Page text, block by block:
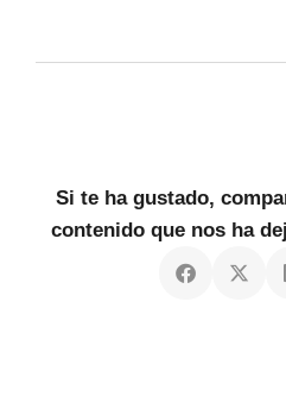
Si te ha gustado,
contenido que nos ha